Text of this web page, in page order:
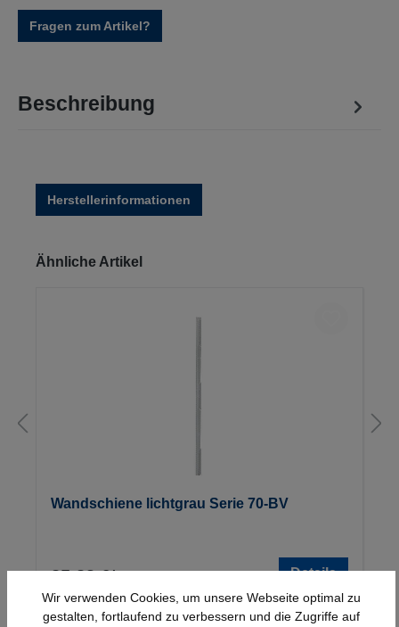
Fragen zum Artikel?
Beschreibung
Herstellerinformationen
Produktgalerie überspringen
Ähnliche Artikel
Wandschiene lichtgrau Serie 70-BV
25,23 €* Details
Wir verwenden Cookies, um unsere Webseite optimal zu
gestalten, fortlaufend zu verbessern und die Zugriffe auf